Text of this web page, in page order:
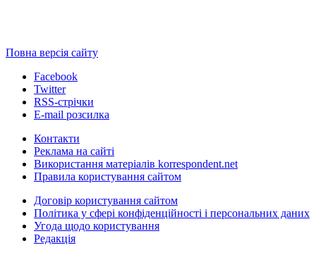
Повна версія сайту
Facebook
Twitter
RSS-стрічки
E-mail розсилка
Контакти
Реклама на сайті
Використання матеріалів korrespondent.net
Правила користування сайтом
Договір користування сайтом
Політика у сфері конфіденційності і персональних даних
Угода щодо користування
Редакція